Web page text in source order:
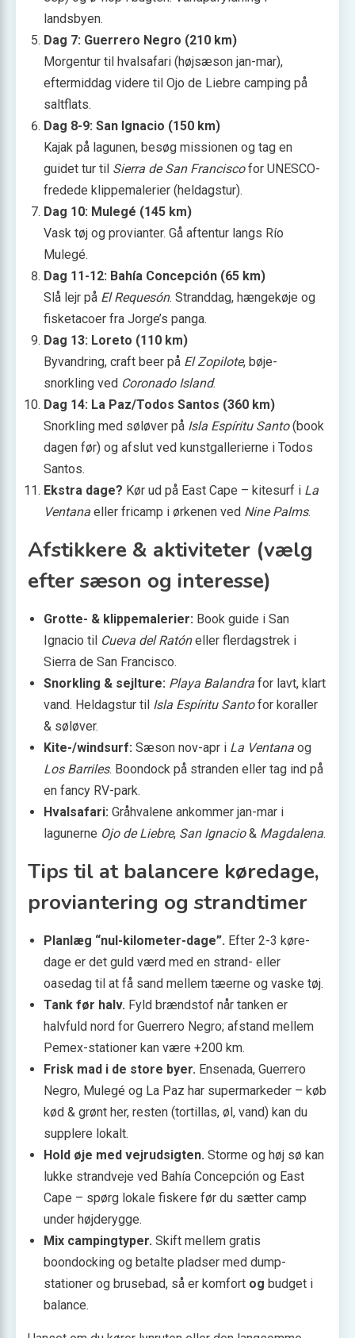
landsbyen.
Dag 7: Guerrero Negro (210 km)
Morgentur til hvalsafari (højsæson jan-mar),
eftermiddag videre til Ojo de Liebre camping på
saltflats.
Dag 8-9: San Ignacio (150 km)
Kajak på lagunen, besøg missionen og tag en
guidet tur til Sierra de San Franciscofor UNESCO-
fredede klippemalerier (heldagstur).
Dag 10: Mulegé (145 km)
Vask tøj og provianter. Gå aftentur langs Río
Mulegé.
Dag 11-12: Bahía Concepción (65 km)
Slå lejr på El Requesón. Stranddag, hængekøje og
fisketacoer fra Jorge’s panga.
Dag 13: Loreto (110 km)
Byvandring, craft beer på El Zopilote, bøje-
snorkling ved Coronado Island.
Dag 14: La Paz/Todos Santos (360 km)
Snorkling med søløver på Isla Espíritu Santo(book
dagen før) og afslut ved kunstgallerierne i Todos
Santos.
Ekstra dage? Kør ud på East Cape – kitesurf i La
Ventana eller fri­camp i ørkenen ved Nine Palms.
Afstikkere & aktiviteter (vælg
efter sæson og interesse)
Grotte- & klippemalerier: Book guide i San
Ignacio til Cueva del Ratóneller flerdagstrek i
Sierra de San Francisco.
Snorkling & sejlture: Playa Balandra for lavt, klart
vand. Heldagstur til Isla Espíritu Santofor koraller
& søløver.
Kite-/windsurf: Sæson nov-apr i La Ventana og
Los Barriles. Boondock på stranden eller tag ind på
en fancy RV-park.
Hvalsafari: Gråhvalene ankommer jan-mar i
lagunerne Ojo de Liebre, San Ignacio& Magdalena.
Tips til at balancere køredage,
proviantering og strandtimer
Planlæg “nul-kilometer-dage”. Efter 2-3 køre­
dage er det guld værd med en strand- eller
oasedag til at få sand mellem tæerne og vaske tøj.
Tank før halv. Fyld brændstof når tanken er
halvfuld nord for Guerrero Negro; afstand mellem
Pemex-stationer kan være +200 km.
Frisk mad i de store byer. Ensenada, Guerrero
Negro, Mulegé og La Paz har supermarkeder – køb
kød & grønt her, resten (tortillas, øl, vand) kan du
supplere lokalt.
Hold øje med vejrudsigten. Storme og høj sø kan
lukke strand­veje ved Bahía Concepción og East
Cape – spørg lokale fiskere før du sætter camp
under højderygge.
Mix campingtyper. Skift mellem gratis
boondocking og betalte pladser med dump-
stationer og brusebad, så er komfort og budget i
balance.